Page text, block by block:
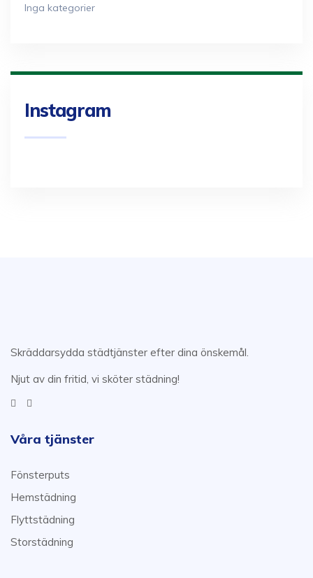
Inga kategorier
Instagram
Skräddarsydda städtjänster efter dina önskemål.
Njut av din fritid, vi sköter städning!
Våra tjänster
Fönsterputs
Hemstädning
Flyttstädning
Storstädning